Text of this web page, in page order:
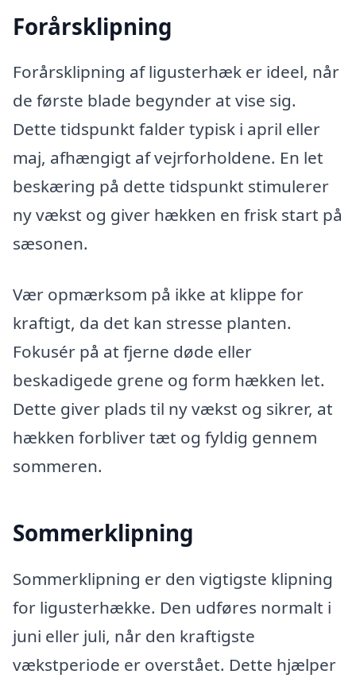
Forårsklipning
Forårsklipning af ligusterhæk er ideel, når
de første blade begynder at vise sig.
Dette tidspunkt falder typisk i april eller
maj, afhængigt af vejrforholdene. En let
beskæring på dette tidspunkt stimulerer
ny vækst og giver hækken en frisk start på
sæsonen.
Vær opmærksom på ikke at klippe for
kraftigt, da det kan stresse planten.
Fokusér på at fjerne døde eller
beskadigede grene og form hækken let.
Dette giver plads til ny vækst og sikrer, at
hækken forbliver tæt og fyldig gennem
sommeren.
Sommerklipning
Sommerklipning er den vigtigste klipning
for ligusterhække. Den udføres normalt i
juni eller juli, når den kraftigste
vækstperiode er overstået. Dette hjælper